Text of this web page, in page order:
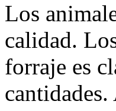
Los
calidad.
forraje es